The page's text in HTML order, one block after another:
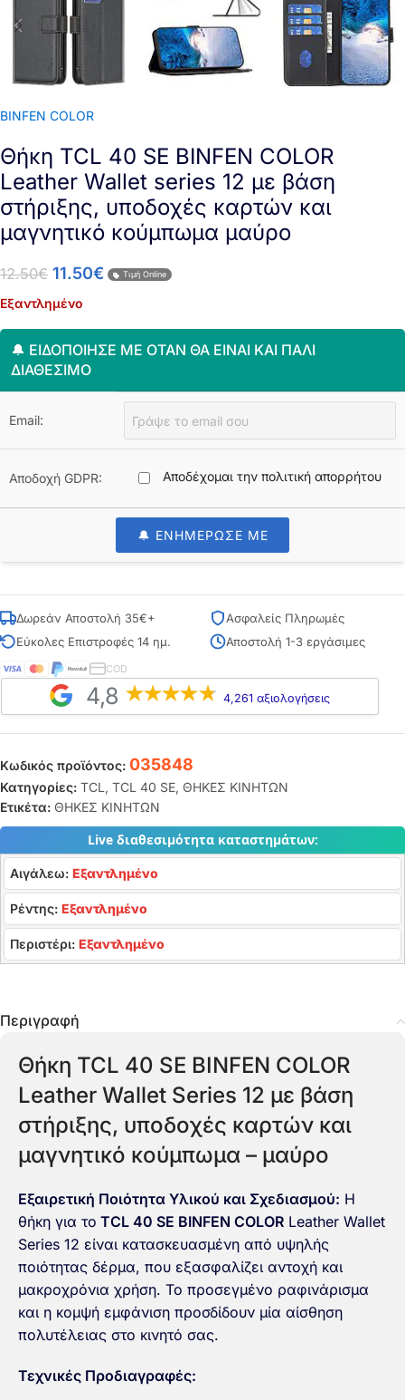
BINFEN COLOR
Θήκη TCL 40 SE BINFEN COLOR
Leather Wallet series 12 με βάση
στήριξης, υποδοχές καρτών και
μαγνητικό κούμπωμα μαύρο
12.50€ 11.50€ Τιμή Online
Εξαντλημένο
🔔 ΕΙΔΟΠΟΊΗΣΈ ΜΕ ΌΤΑΝ ΘΑ ΕΊΝΑΙ ΚΑΙ ΠΆΛΙ
ΔΙΑΘΈΣΙΜΟ
Email:
Αποδοχή GDPR: Αποδέχομαι την πολιτική απορρήτου
🔔 ΕΝΗΜΕΡΩΣΕ ΜΕ
Δωρεάν Αποστολή 35€+
Ασφαλείς Πληρωμές
Εύκολες Επιστροφές 14 ημ.
Αποστολή 1-3 εργάσιμες
COD
4,8 4,261 αξιολογήσεις
Κωδικός προϊόντος: 035848
Κατηγορίες: TCL, TCL 40 SE, ΘΗΚΕΣ ΚΙΝΗΤΩΝ
Ετικέτα: ΘΗΚΕΣ ΚΙΝΗΤΩΝ
Live διαθεσιμότητα καταστημάτων:
Αιγάλεω: Εξαντλημένο
Ρέντης: Εξαντλημένο
Περιστέρι: Εξαντλημένο
Περιγραφή
Θήκη TCL 40 SE BINFEN COLOR
Leather Wallet Series 12 με βάση
στήριξης, υποδοχές καρτών και
μαγνητικό κούμπωμα – μαύρο
Εξαιρετική Ποιότητα Υλικού και Σχεδιασμού: Η
θήκη για το TCL 40 SE BINFEN COLOR Leather Wallet
Series 12 είναι κατασκευασμένη από υψηλής
ποιότητας δέρμα, που εξασφαλίζει αντοχή και
μακροχρόνια χρήση. Το προσεγμένο ραφινάρισμα
και η κομψή εμφάνιση προσδίδουν μία αίσθηση
πολυτέλειας στο κινητό σας.
Τεχνικές Προδιαγραφές: